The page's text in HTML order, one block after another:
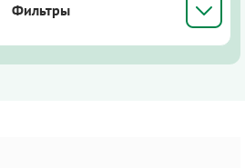
Фильтры